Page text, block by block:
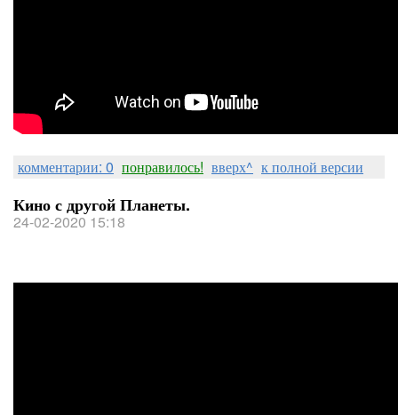
комментарии: 0 понравилось! вверх^ к полной версии
Кино с другой Планеты.
24-02-2020 15:18